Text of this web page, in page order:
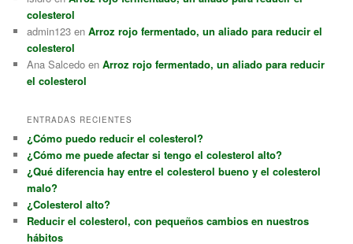
colesterol
admin123 enArroz rojo fermentado, un aliado para reducir el
colesterol
Ana Salcedo enArroz rojo fermentado, un aliado para reducir
el colesterol
ENTRADAS RECIENTES
¿Cómo puedo reducir el colesterol?
¿Cómo me puede afectar si tengo el colesterol alto?
¿Qué diferencia hay entre el colesterol bueno y el colesterol
malo?
¿Colesterol alto?
Reducir el colesterol, con pequeños cambios en nuestros
hábitos